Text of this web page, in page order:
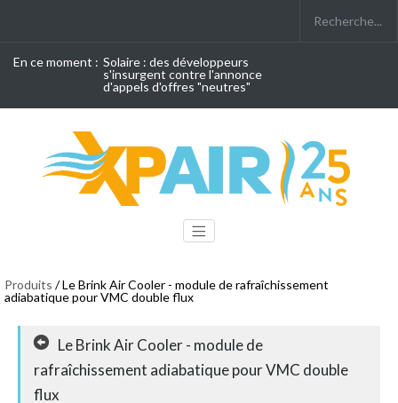
En ce moment : Solaire : des développeurs
s'insurgent contre l'annonce
d'appels d'offres "neutres"
Produits / Le Brink Air Cooler - module de rafraîchissement
adiabatique pour VMC double flux
Le Brink Air Cooler - module de
rafraîchissement adiabatique pour VMC double
flux